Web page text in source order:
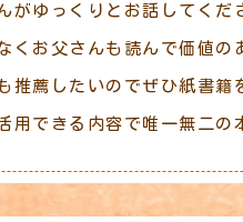
がゆっくりとお話してく
くお父さんも読んで価値の
推薦したいのでぜひ紙書籍
用できる内容で唯一無二の